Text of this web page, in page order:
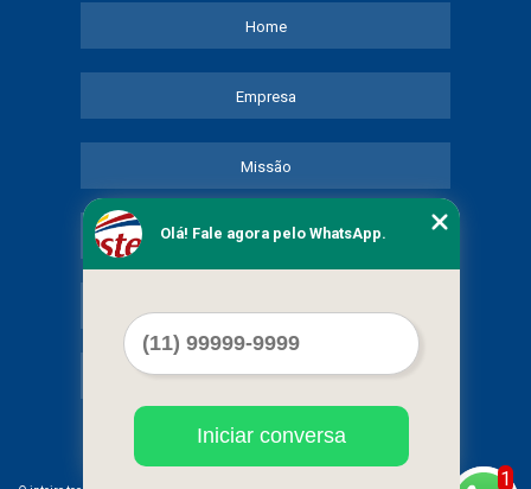
Home
Empresa
Missão
Serviços
Mapa do site
1
Olá! Fale agora pelo WhatsApp.
Iniciar conversa